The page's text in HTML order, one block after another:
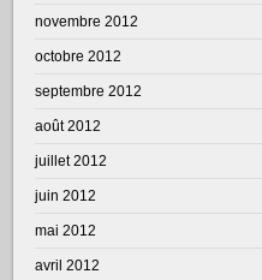
novembre 2012
octobre 2012
septembre 2012
août 2012
juillet 2012
juin 2012
mai 2012
avril 2012